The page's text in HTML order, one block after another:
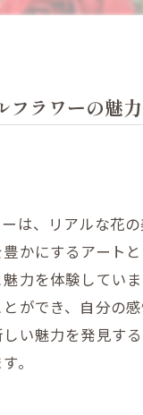
フラワーの魅
は、リアルな花
かにするアート
力を体験してい
ができ、自分の
い魅力を発見す
。